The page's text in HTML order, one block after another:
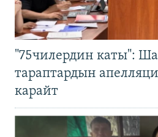
"75чилердин каты":
тараптардын
карайт